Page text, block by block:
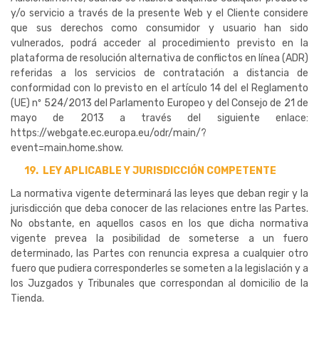
y/o servicio a través de la presente Web y el Cliente considere
que sus derechos como consumidor y usuario han sido
vulnerados, podrá acceder al procedimiento previsto en la
plataforma de resolución alternativa de conflictos en línea (ADR)
referidas a los servicios de contratación a distancia de
conformidad con lo previsto en el artículo 14 del el Reglamento
(UE) nº 524/2013 del Parlamento Europeo y del Consejo de 21 de
mayo de 2013 a través del siguiente enlace:
https://webgate.ec.europa.eu/odr/main/?
event=main.home.show.
19. LEY APLICABLE Y JURISDICCIÓN COMPETENTE
La normativa vigente determinará las leyes que deban regir y la
jurisdicción que deba conocer de las relaciones entre las Partes.
No obstante, en aquellos casos en los que dicha normativa
vigente prevea la posibilidad de someterse a un fuero
determinado, las Partes con renuncia expresa a cualquier otro
fuero que pudiera corresponderles se someten a la legislación y a
los Juzgados y Tribunales que correspondan al domicilio de la
Tienda.